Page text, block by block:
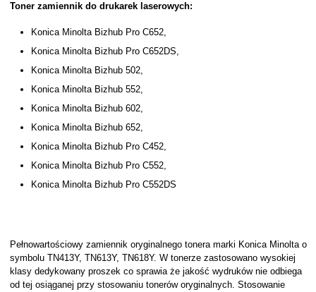
Toner zamiennik do drukarek laserowych:
Konica Minolta Bizhub Pro C652,
Konica Minolta Bizhub Pro C652DS,
Konica Minolta Bizhub 502,
Konica Minolta Bizhub 552,
Konica Minolta Bizhub 602,
Konica Minolta Bizhub 652,
Konica Minolta Bizhub Pro C452,
Konica Minolta Bizhub Pro C552,
Konica Minolta Bizhub Pro C552DS
Pełnowartościowy zamiennik oryginalnego tonera marki Konica Minolta o
symbolu TN413Y, TN613Y, TN618Y. W tonerze zastosowano wysokiej
klasy dedykowany proszek co sprawia że jakość wydruków nie odbiega
od tej osiąganej przy stosowaniu tonerów oryginalnych. Stosowanie